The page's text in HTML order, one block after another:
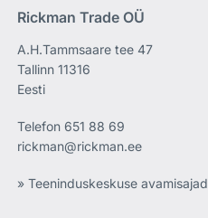
Rickman Trade OÜ
A.H.Tammsaare tee 47
Tallinn 11316
Eesti
Telefon651 88 69
rickman@rickman.ee
» Teeninduskeskuse avamisajad